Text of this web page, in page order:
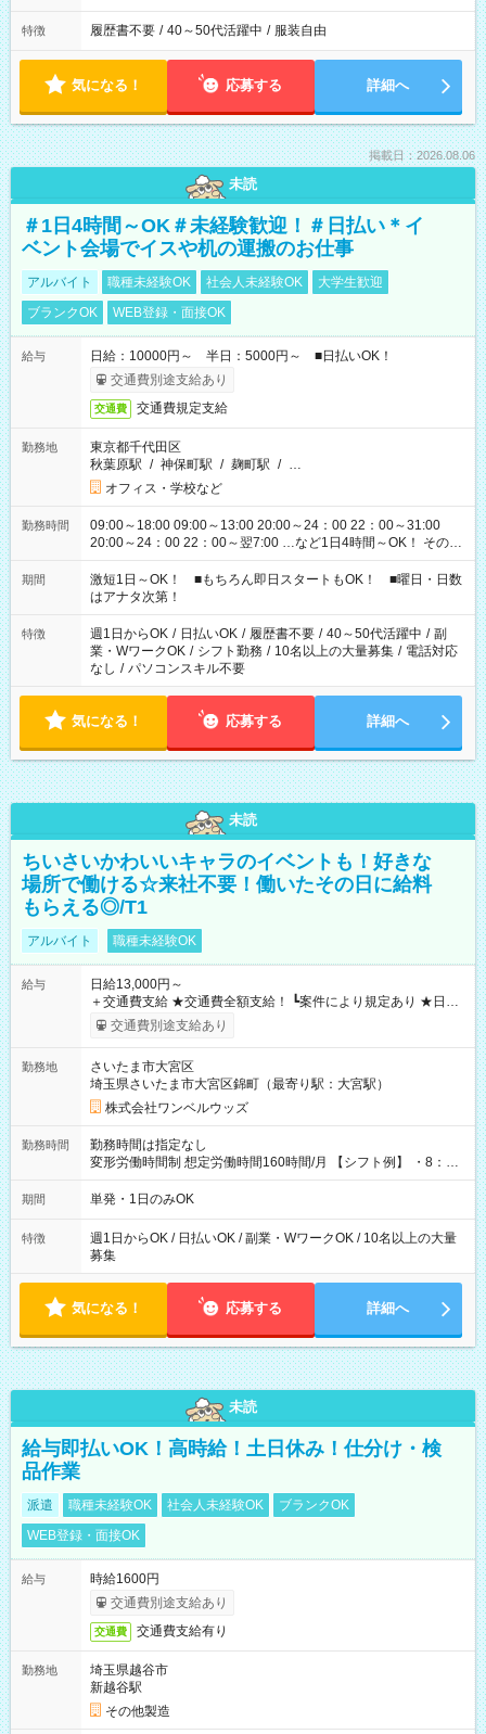
特徴 履歴書不要 / 40～50代活躍中 / 服装自由
気になる！ 応募する 詳細へ
掲載日：2026.08.06
未読
＃1日4時間～OK＃未経験歓迎！＃日払い＊イ
ベント会場でイスや机の運搬のお仕事
アルバイト 職種未経験OK 社会人未経験OK
大学生歓迎
ブランクOK
WEB登録・面接OK
給与
日給：10000円～ 半日：5000円～ ■日払いOK！
交通費別途支給あり
交通費 交通費規定支給
勤務地
東京都千代田区
秋葉原駅 / 神保町駅 / 麹町駅 / …
オフィス・学校など
勤務時間
09:00～18:00 09:00～13:00 20:00～24：00 22：00～31:00
20:00～24：00 22：00～翌7:00 …など1日4時間～OK！ その他
シフトもございます！ お気軽にご相談ください！
期間
激短1日～OK！ ■もちろん即日スタートもOK！ ■曜日・日数
はアナタ次第！
特徴 週1日からOK / 日払いOK / 履歴書不要 / 40～50代活躍中 / 副
業・WワークOK / シフト勤務 / 10名以上の大量募集 / 電話対応
なし / パソコンスキル不要
気になる！ 応募する 詳細へ
未読
ちいさいかわいいキャラのイベントも！好きな
場所で働ける☆来社不要！働いたその日に給料
もらえる◎/T1
アルバイト 職種未経験OK
給与
日給13,000円～
＋交通費支給 ★交通費全額支給！ ┗案件により規定あり ★日払
いOK！（規定あり） ┗働いたその日に現金GET♪ お仕事後はコ
ンビニATMから 日払い分を引き落とせます！ 【試用期間】試
交通費別途支給あり
勤務地
さいたま市大宮区
埼玉県さいたま市大宮区錦町（最寄り駅：大宮駅）
株式会社ワンベルウッズ
勤務時間
勤務時間は指定なし
変形労働時間制 想定労働時間160時間/月 【シフト例】 ・8：00
～21：00
期間 単発・1日のみOK
特徴
週1日からOK / 日払いOK / 副業・WワークOK / 10名以上の大量
募集
気になる！ 応募する 詳細へ
未読
給与即払いOK！高時給！土日休み！仕分け・検
品作業
派遣 職種未経験OK 社会人未経験OK
ブランクOK
WEB登録・面接OK
給与
時給1600円
交通費別途支給あり
交通費 交通費支給有り
勤務地
埼玉県越谷市
新越谷駅
その他製造